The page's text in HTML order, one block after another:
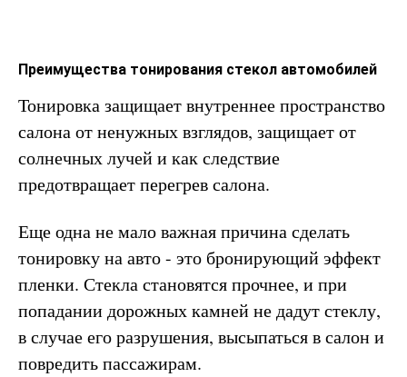
Преимущества тонирования стекол автомобилей
Тонировка защищает внутреннее пространство
салона от ненужных взглядов, защищает от
солнечных лучей и как следствие
предотвращает перегрев салона.
Еще одна не мало важная причина сделать
тонировку на авто - это бронирующий эффект
пленки. Стекла становятся прочнее, и при
попадании дорожных камней не дадут стеклу,
в случае его разрушения, высыпаться в салон и
повредить пассажирам.